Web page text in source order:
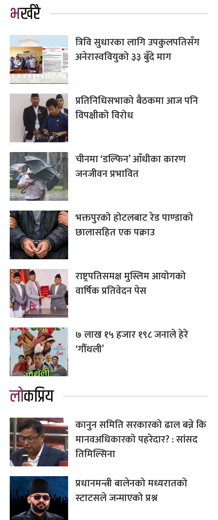
भर्खरै
त्रिवि सुधारका लागि उपकुलपतिसँग
अनेरास्ववियुको ३३ बुँदे माग
प्रतिनिधिसभाको बैठकमा आज पनि
विपक्षीको विरोध
चीनमा ‘डल्फिन’ आँधीका कारण
जनजीवन प्रभावित
भक्तपुरको होटलबाट रेड पाण्डाको
छालासहित एक पक्राउ
राष्ट्रपतिसमक्ष मुस्लिम आयोगको
वार्षिक प्रतिवेदन पेस
७ लाख १५ हजार १९८ जनाले हेरे
‘गौँथली’
लोकप्रिय
कानुन समिति सरकारको ढाल बन्ने कि
मानवअधिकारको पहरेदार? : सांसद
तिमिल्सिना
प्रधानमन्त्री बालेनको मध्यरातको
स्टाटसले जन्माएको प्रश्न